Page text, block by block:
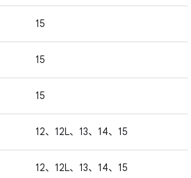
15
15
15
12、12L、13、14、15
12、12L、13、14、15